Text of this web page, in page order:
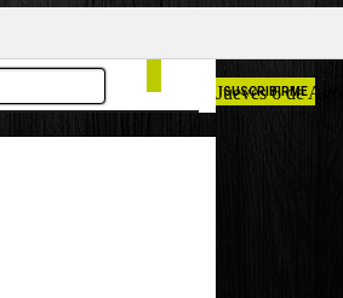
Jueves 6 de
SUSCRIBIRME